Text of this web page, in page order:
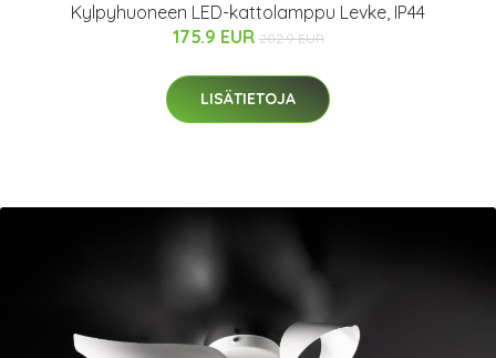
Kylpyhuoneen LED-kattolamppu Levke, IP44
175.9 EUR 202.9 EUR
LISÄTIETOJA